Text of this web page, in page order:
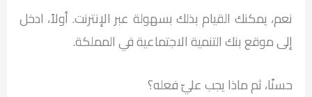
نعم، يمكنك القيام بذلك بسهولة عبر الإنترنت. أولاً، ادخل
إلى موقع بنك التنمية الاجتماعية في المملكة.
حسنًا، ثم ماذا يجب عليّ فعله؟